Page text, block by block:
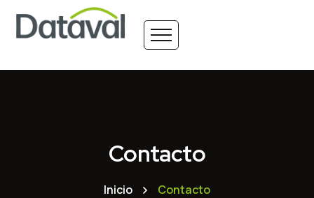
Contacto
Inicio Contacto